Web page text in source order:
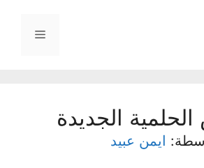
القائمة
الجديدة
ايمن عبيد